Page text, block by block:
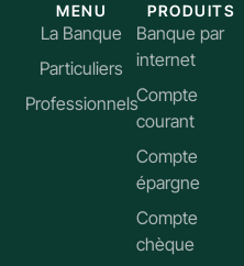
MENU
La Banque
Particuliers
Professionnels
PRODUITS
Banque par
internet
Compte
courant
Compte
épargne
Compte
chèque